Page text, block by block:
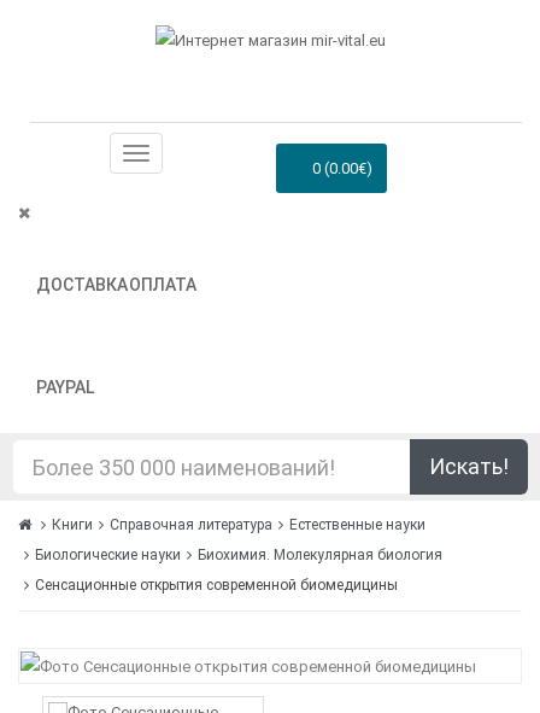
ДОСТАВКАОПЛАТА
PAYPAL
0 (0.00€)
Искать!
Книги Справочная литература
Естественные науки
Биологические науки
Биохимия. Молекулярная биология
Сенсационные открытия современной биомедицины